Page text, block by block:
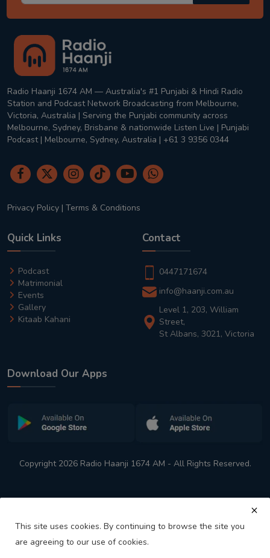
Radio Haanji 1674 AM — Australia's #1 Punjabi & Hindi Radio
Station and Podcast Network Broadcasting from Melbourne,
Victoria, Australia | Serving the Punjabi community across
Melbourne, Sydney, Brisbane & nationwide Listen Live | Punjabi
Podcast | Melbourne, Sydney, Australia | +61 3 9356 0344
Privacy Policy | Terms & Conditions
Quick Links
Podcast
Matrimonial
Events
Gallery
Kitaab Kahani
Contact
0447171674
info@haanji.com.au
Level 1, 203, William
Street,
St Albans, 3021, Victoria
Download Our Apps
Copyright 2026 Radio Haanji 1674 AM - All Rights Reserved.
This site uses cookies. By continuing to browse the site you
are agreeing to our use of cookies.